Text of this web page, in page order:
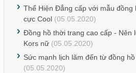
Thể Hiện Đẳng cấp với mẫu đồng
cực Cool(05.05.2020)
Đồng hồ thời trang cao cấp - Nên
Kors nữ(05.05.2020)
Sức mạnh lịch lãm đến từ đồng
(05.05.2020)